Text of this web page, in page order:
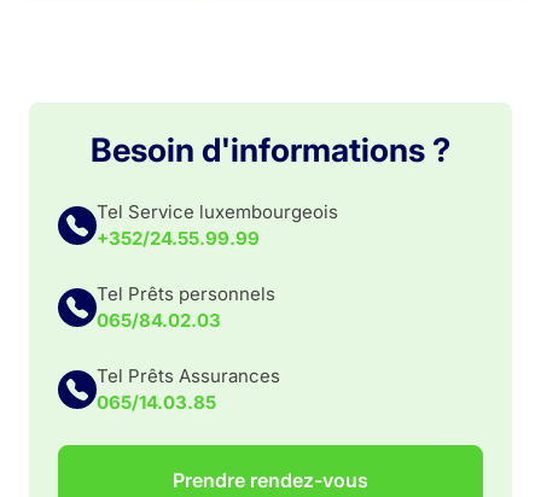
Besoin d'informations ?
Tel Service luxembourgeois
+352/24.55.99.99
Tel Prêts personnels
065/84.02.03
Tel Prêts Assurances
065/14.03.85
Prendre rendez-vous